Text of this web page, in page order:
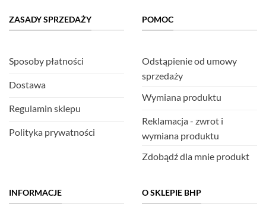
ZASADY SPRZEDAŻY
Sposoby płatności
Dostawa
Regulamin sklepu
Polityka prywatności
POMOC
Odstąpienie od umowy
sprzedaży
Wymiana produktu
Reklamacja - zwrot i
wymiana produktu
Zdobądź dla mnie produkt
INFORMACJE O SKLEPIE BHP